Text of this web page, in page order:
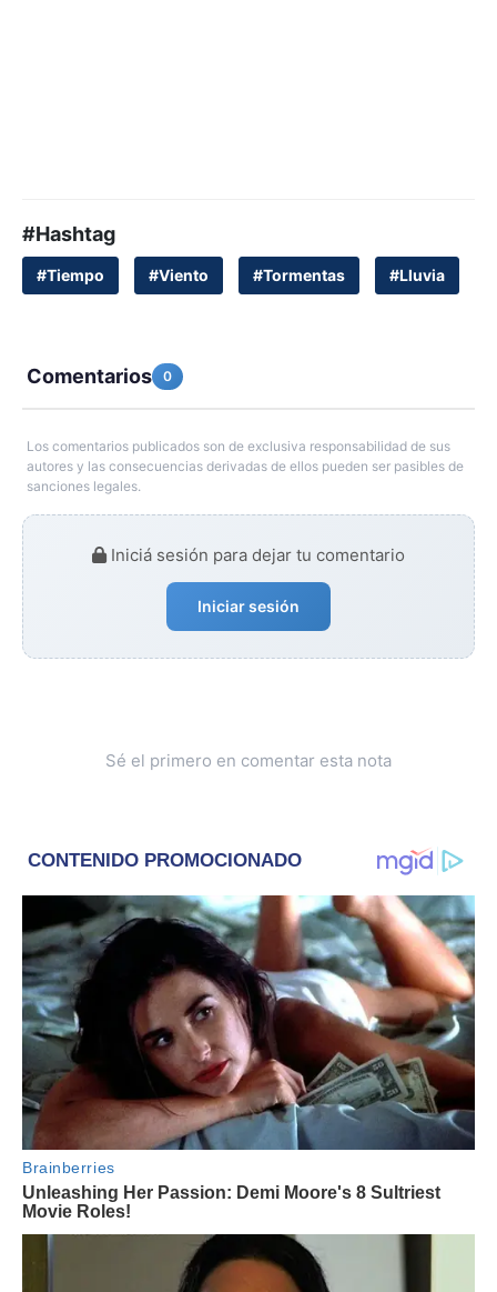
#Hashtag
#Tiempo #Viento #Tormentas #Lluvia
Comentarios 0
Los comentarios publicados son de exclusiva responsabilidad de sus
autores y las consecuencias derivadas de ellos pueden ser pasibles de
sanciones legales.
Iniciá sesión para dejar tu comentario
Iniciar sesión
Sé el primero en comentar esta nota